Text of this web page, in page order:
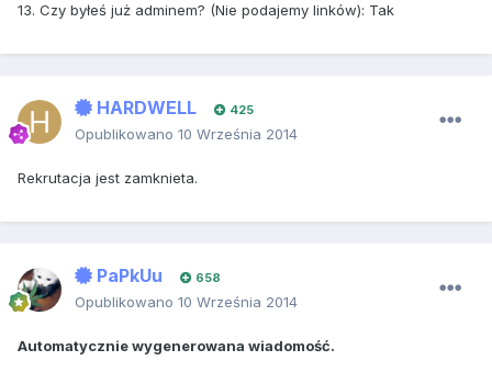
13. Czy byłeś już adminem? (Nie podajemy linków): Tak
HARDWELL 425
Opublikowano 10 Września 2014
Rekrutacja jest zamknieta.
PaPkUu 658
Opublikowano 10 Września 2014
Automatycznie wygenerowana wiadomość.